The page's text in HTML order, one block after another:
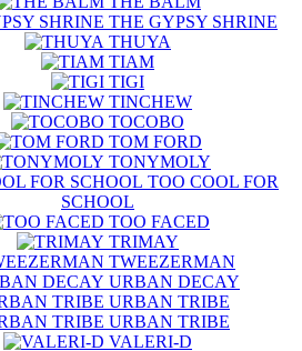
THE GYPSY SHRINE
THUYA
TIAM
TIGI
TINCHEW
TOCOBO
TOM FORD
TONYMOLY
TOO COOL FOR
SCHOOL
TOO FACED
TRIMAY
TWEEZERMAN
URBAN DECAY
URBAN TRIBE
URBAN TRIBE
VALERI-D